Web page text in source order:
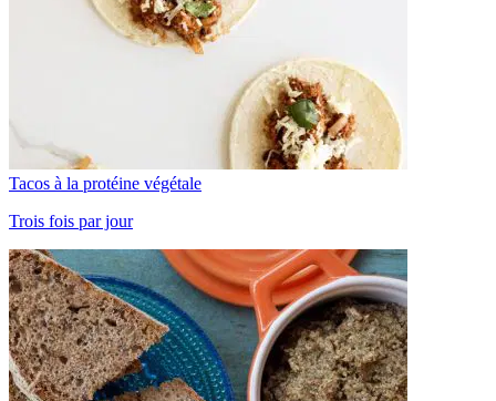
Tacos à la protéine végétale
Trois fois par jour